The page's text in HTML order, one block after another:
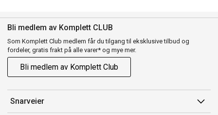
Bli medlem av Komplett CLUB
Som Komplett Club medlem får du tilgang til eksklusive tilbud og
fordeler, gratis frakt på alle varer* og mye mer.
Bli medlem av Komplett Club
Snarveier